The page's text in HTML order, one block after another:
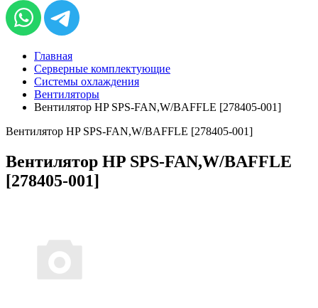
Главная
Серверные комплектующие
Системы охлаждения
Вентиляторы
Вентилятор HP SPS-FAN,W/BAFFLE [278405-001]
Вентилятор HP SPS-FAN,W/BAFFLE [278405-001]
Вентилятор HP SPS-FAN,W/BAFFLE
[278405-001]